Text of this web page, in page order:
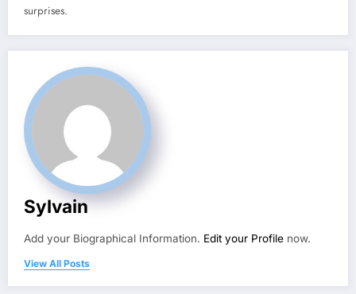
surprises.
Sylvain
Add your Biographical Information. Edit your Profile now.
View All Posts